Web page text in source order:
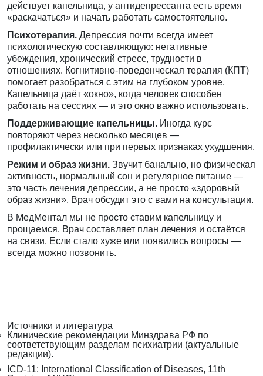
действует капельница, у антидепрессанта есть время
«раскачаться» и начать работать самостоятельно.
Психотерапия. Депрессия почти всегда имеет
психологическую составляющую: негативные
убеждения, хронический стресс, трудности в
отношениях. Когнитивно-поведенческая терапия (КПТ)
помогает разобраться с этим на глубоком уровне.
Капельница даёт «окно», когда человек способен
работать на сессиях — и это окно важно использовать.
Поддерживающие капельницы. Иногда курс
повторяют через несколько месяцев —
профилактически или при первых признаках ухудшения.
Режим и образ жизни. Звучит банально, но физическая
активность, нормальный сон и регулярное питание —
это часть лечения депрессии, а не просто «здоровый
образ жизни». Врач обсудит это с вами на консультации.
В МедМентал мы не просто ставим капельницу и
прощаемся. Врач составляет план лечения и остаётся
на связи. Если стало хуже или появились вопросы —
всегда можно позвонить.
Источники и литература
Клинические рекомендации Минздрава РФ по
соответствующим разделам психиатрии (актуальные
редакции).
ICD-11: International Classification of Diseases, 11th